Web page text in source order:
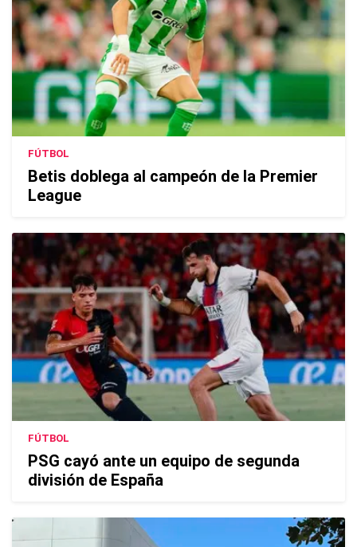
FÚTBOL
Betis doblega al campeón de la Premier
League
FÚTBOL
PSG cayó ante un equipo de segunda
división de España